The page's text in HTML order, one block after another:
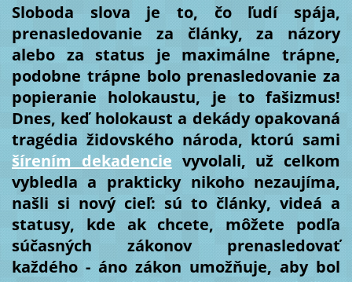
Sloboda slova je to, čo ľudí spája,
prenasledovanie za články, za názory
alebo za status je maximálne trápne,
podobne trápne bolo prenasledovanie za
popieranie holokaustu, je to fašizmus!
Dnes, keď holokaust a dekády opakovaná
tragédia židovského národa, ktorú sami
šírením dekadencie vyvolali, už celkom
vybledla a prakticky nikoho nezaujíma,
našli si nový cieľ: sú to články, videá a
statusy, kde ak chcete, môžete podľa
súčasných zákonov prenasledovať
každého - áno zákon umožňuje, aby bol